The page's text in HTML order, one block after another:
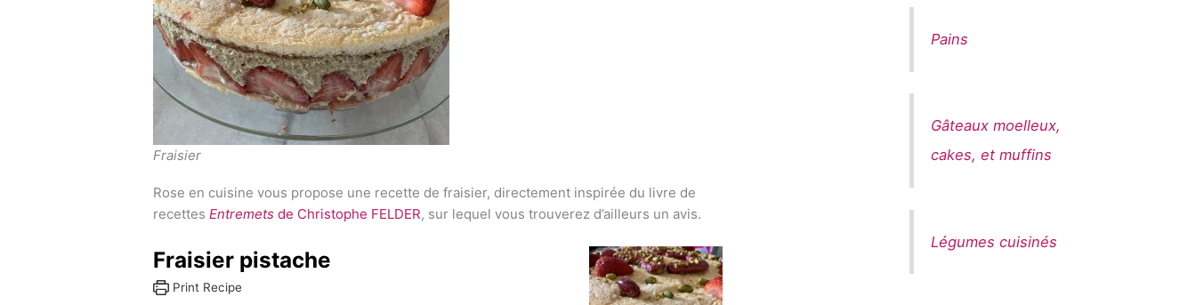
Fraisier
Rose en cuisine vous propose une recette de fraisier, directement inspirée du livre de
recettesEntremetsde Christophe FELDER, sur lequel vous trouverez d’ailleurs un avis.
Fraisier pistache
Print Recipe
Pains
Gâteaux moelleux,
cakes, et muffins
Légumes cuisinés